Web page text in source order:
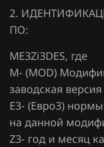
Iran Khodro
Iveco
JAC
Jaecoo
Jaguar
2.
ПО:
ME3Zi3DES, где
М- (MOD)
заводская
Е3- (Евро3)
на данной
Z3- год и месяц